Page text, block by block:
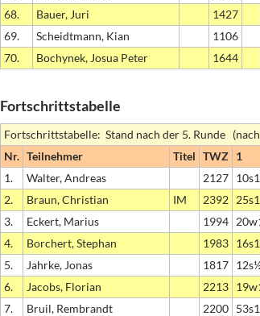
68.
Bauer, Juri 1427
69.
Scheidtmann, Kian 1106
70.
Bochynek, Josua Peter 1644
Fortschrittstabelle
Fortschrittstabelle: Stand nach der 5. Runde
Nr. Teilnehmer Titel TWZ 1
1.
Walter, Andreas 2127 10s1
2.
Braun, Christian IM 2392 25s1
3.
Eckert, Marius 1994
4.
Borchert, Stephan 1983 16s1
5.
Jahrke, Jonas 1817
6.
Jacobs, Florian 2213
7.
Bruil, Rembrandt 2200 53s1